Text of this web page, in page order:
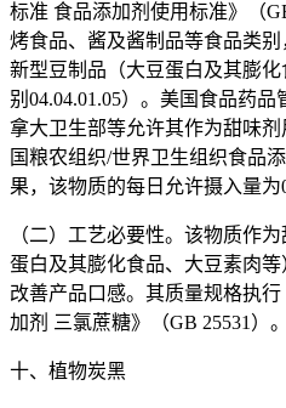
标准 食品添加剂使用标准》（
烤食品、酱及酱制品等食品类
新型豆制品（大豆蛋白及其膨
别04.04.01.05）。美国食品药
拿大卫生部等允许其作为甜味
国粮农组织/世界卫生组织食品
果，该物质的每日允许摄入量为
（二）工艺必要性。该物质作
蛋白及其膨化食品、大豆素肉等
改善产品口感。其质量规格执
加剂 三氯蔗糖》（GB 25531）。
十、植物炭黑